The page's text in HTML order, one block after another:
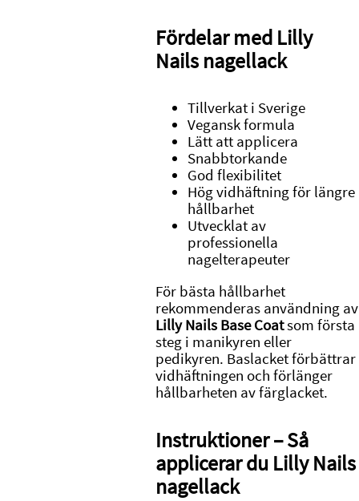
Fördelar med Lilly
Nails nagellack
Tillverkat i Sverige
Vegansk formula
Lätt att applicera
Snabbtorkande
God flexibilitet
Hög vidhäftning för längre
hållbarhet
Utvecklat av
professionella
nagelterapeuter
För bästa hållbarhet
rekommenderas användning av
Lilly Nails Base Coatsom första
steg i manikyren eller
pedikyren. Baslacket förbättrar
vidhäftningen och förlänger
hållbarheten av färglacket.
Instruktioner – Så
applicerar du Lilly Nails
nagellack